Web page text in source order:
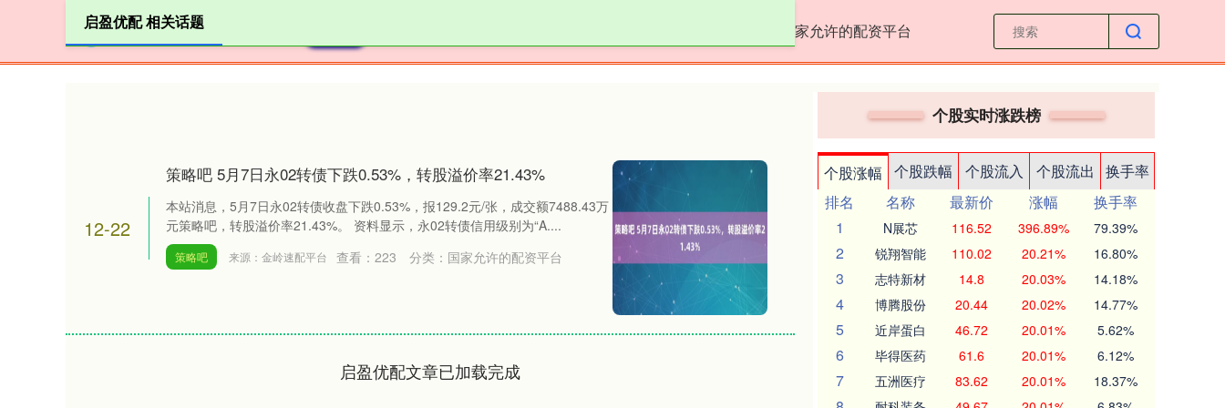
国家允许的配资平台
启盈优配 相关话题
12-22
策略吧 5月7日永02转债下跌0.53%，转股溢价率21.43%
本站消息，5月7日永02转债收盘下跌0.53%，报129.2元/张，成交额7488.43万
元策略吧，转股溢价率21.43%。 资料显示，永02转债信用级别为“A....
策略吧 来源：金岭速配平台 查看： 223 分类： 国家允许的配资平台
启盈优配文章已加载完成
个股实时涨跌榜
个股涨幅 个股跌幅 个股流入 个股流出
换手率
排名
名称 最新价 涨幅
换手率
1
N展芯 116.52 396.89% 79.39%
2 锐翔智能 110.02 20.21% 16.80%
3 志特新材 14.8 20.03% 14.18%
4 博腾股份 20.44 20.02% 14.77%
5 近岸蛋白 46.72 20.01% 5.62%
6 毕得医药 61.6 20.01% 6.12%
7 五洲医疗 83.62 20.01% 18.37%